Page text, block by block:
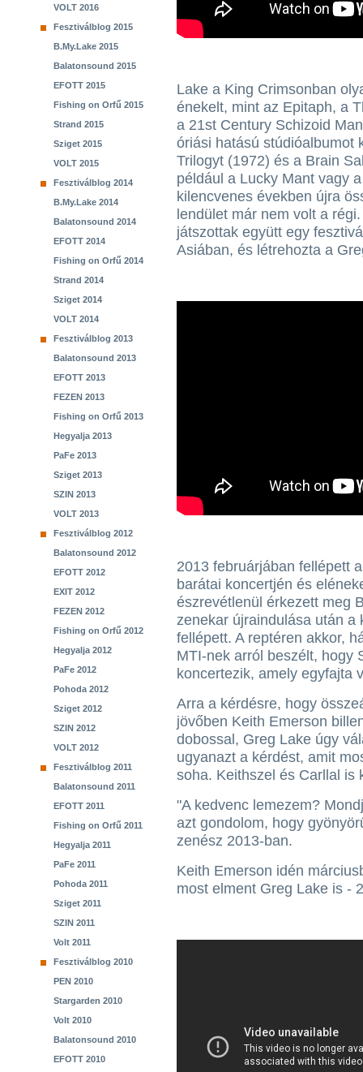
VOLT 2016
Fesztiválblog 2015
B.My.Lake 2015
Balatonsound 2015
EFOTT 2015
Fishing on Orfű 2015
Strand 2015
Sziget 2015
VOLT 2015
Fesztiválblog 2014
B.My.Lake 2014
Balatonsound 2014
EFOTT 2014
Fishing on Orfű 2014
Strand 2014
Sziget 2014
VOLT 2014
Fesztiválblog 2013
Balatonsound 2013
EFOTT 2013
FEZEN 2013
Fishing on Orfű 2013
Hegyalja 2013
PaFe 2013
Sziget 2013
SZIN 2013
VOLT 2013
Fesztiválblog 2012
Balatonsound 2012
EFOTT 2012
EXIT 2012
FEZEN 2012
Fishing on Orfű 2012
Hegyalja 2012
PaFe 2012
Pohoda 2012
Sziget 2012
SZIN 2012
VOLT 2012
Fesztiválblog 2011
Balatonsound 2011
EFOTT 2011
Fishing on Orfű 2011
Hegyalja 2011
PaFe 2011
Pohoda 2011
Sziget 2011
SZIN 2011
Volt 2011
Fesztiválblog 2010
PEN 2010
Stargarden 2010
Volt 2010
Balatonsound 2010
EFOTT 2010
Lake a King Crimsonban
énekelt, mint az Epitaph, a
a 21st Century Schizoid
óriási hatású stúdióalbumot
Trilogyt (1972) és a Brain
például a Lucky Mant vagy
kilencvenes években újra
lendület már nem volt a
játszottak együtt egy
Asiában, és létrehozta a
2013 februárjában fellépett
barátai koncertjén és
észrevétlenül érkezett meg
zenekar újraindulása után a
fellépett. A reptéren akkor,
MTI-nek arról beszélt, hogy
koncertezik, amely egyfajta
Arra a kérdésre, hogy
jövőben Keith Emerson
dobossal, Greg Lake úgy
ugyanazt a kérdést, amit
soha. Keithszel és Carllal is
"A kedvenc lemezem?
azt gondolom, hogy
zenész 2013-ban.
Keith Emerson idén
most elment Greg Lake is -